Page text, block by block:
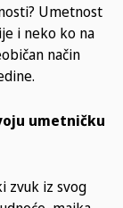
Umetnost
i neko ko na
način
umetničku
zvuk iz svog